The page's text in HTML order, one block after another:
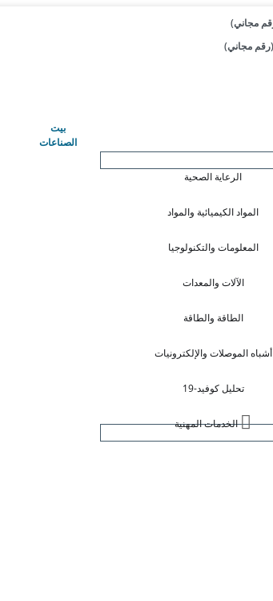
بيت(حاضِر)
الصناعات
الرعاية الصحية
المواد الكيميائية والمواد
المعلومات والتكنولوجيا
الآلات والمعدات
الطاقة والطاقة
أشباه الموصلات والإلكترونيات
تحليل كوفيد-19
الخدمات المهنية